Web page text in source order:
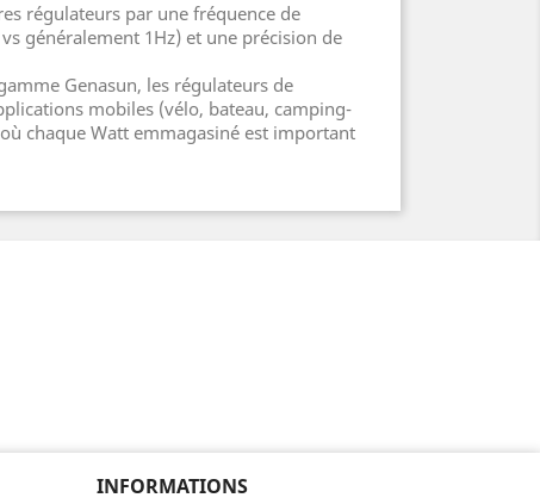
régulateurs par une fréquence de
généralement 1Hz) et une précision de
Genasun, les régulateurs de
mobiles (vélo, bateau, camping-
chaque Watt emmagasiné est important
INFORMATIONS